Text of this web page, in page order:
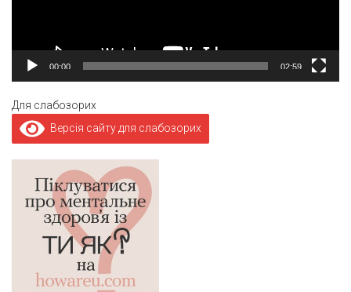
00:00 02:59
Для слабозорих
Версія сайту для слабозорих